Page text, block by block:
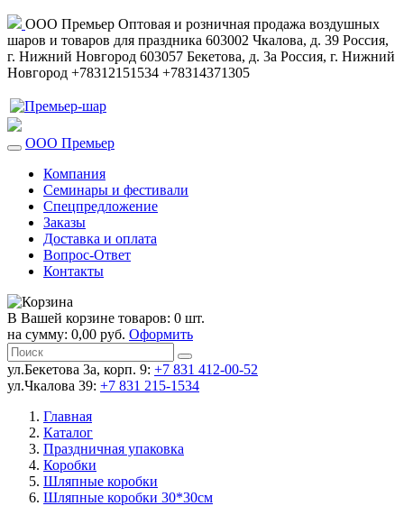
ООО Премьер Оптовая и розничная продажа воздушных
шаров и товаров для праздника 603002 Чкалова, д. 39 Россия,
г. Нижний Новгород 603057 Бекетова, д. 3а Россия, г. Нижний
Новгород +78312151534 +78314371305
ООО Премьер
Компания
Семинары и фестивали
Спецпредложение
Заказы
Доставка и оплата
Вопрос-Ответ
Контакты
В Вашей корзине товаров: 0 шт.
на сумму: 0,00 руб. Оформить
ул.Бекетова 3а, корп. 9: +7 831 412-00-52
ул.Чкалова 39: +7 831 215-1534
Главная
Каталог
Праздничная упаковка
Коробки
Шляпные коробки
Шляпные коробки 30*30см